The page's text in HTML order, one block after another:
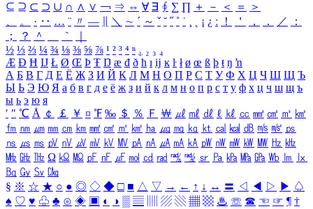
⊆ ⊇ ⊂ ⊃ ∪ ∩ ∧ ∨ ￢ ⇒ ⇔ ∀ ∃ ∮ ∑ ∏ ＋ － ＜ ＝
＞
、
。 · ‥ … ¨ 〃 ― ＼ ∼ ´ ～ ˇ ˘ ˝ ˚ ˙ ¸ ¡ ¿ ː ！ ＇ ， ． ／
：
；
？ ＾ ｀
½ ⅓ ⅔ ¼ ¾ ⅛ ⅜ ⅝ ⅞ ¹ ² ³ ⁴ ⁿ ₁ ₂ ₃ ₄
Æ Ð Ħ Ĳ Ł Ø Œ Þ Ŧ Ŋ æ đ ð ħ ı ĳ ĸ ŀ ł ø œ ß þ ŧ ŋ ŉ
А Б В Г Д Е Ё Ж З И Й К Л М Н О П Р С Т У Ф Х Ц Ч Ш Щ Ъ
Ы Ь Э Ю Я а б в г д е ё ж з и й к л м н о п р с т у ф х ц ч ш щ ъ
ы ь э ю я
′ ″ ℃ Å ￠ ￡ ￥ ¤ ℉ ‰ ＄ ％ Ｆ ￦ ㎕ ㎖ ㎗ ℓ ㎘ ㏄ ㎣ ㎤ ㎥ ㎦
㎙ ㎚ ㎛ ㎜ ㎝ ㎞ ㎟ ㎠ ㎡ ㎢ ㏊ ㎍ ㎎ ㎏ ㏏ ㎈ ㎉ ㏈ ㎧ ㎨ ㎰
㎱ ㎲ ㎳ ㎴ ㎵ ㎶ ㎷ ㎸ ㎹ ㎀ ㎁ ㎂ ㎃ ㎄ ㎺ ㎻ ㎽ ㎾ ㎿ ㎐ ㎑
㎒ ㎓ ㎔ Ω ㏀ ㏁ ㎊ ㎋ ㎌ ㏖ ㏅ ㎭ ㎮ ㎯ ㏛ ㎩ ㎪ ㎫ ㎬ ㏝ ㏐
㏓
㏃ ㏉ ㏜ ㏆
§ ※ ☆ ★ ○ ● ◎ ◇ ◆ □ ■ △ ▽ → ← ↑ ↓ ↔ 〓 ◁ ◀ ▷ ▶ ♤
♠ ♡ ♥ ♧ ♣ ⊙ ◈ ▣ ◐ ◑ ▒ ▤ ▨ ▧ ▦ ▩ ♨ ☏ ☎ ☜ ☞ ¶ †